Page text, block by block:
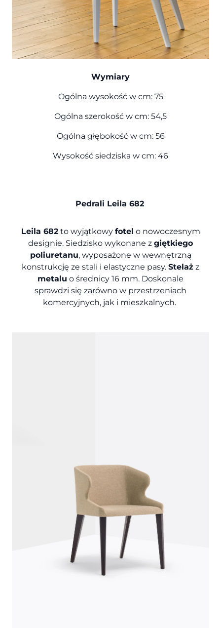
Wymiary
Ogólna wysokość w cm: 75
Ogólna szerokość w cm: 54,5
Ogólna głębokość w cm: 56
Wysokość siedziska w cm: 46
Pedrali Leila 682
Leila 682to wyjątkowy fotel o nowoczesnym
designie. Siedzisko wykonane z giętkiego
poliuretanu, wyposażone w wewnętrzną
konstrukcję ze stali i elastyczne pasy. Stelaż z
metalu o średnicy 16 mm. Doskonale
sprawdzi się zarówno w przestrzeniach
komercyjnych, jak i mieszkalnych.